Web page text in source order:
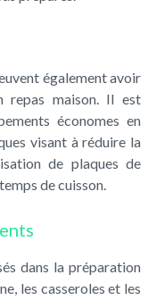
également avoir
maison. Il est
économes en
visant à réduire la
de plaques de
de cuisson.
dans la préparation
les casseroles et les